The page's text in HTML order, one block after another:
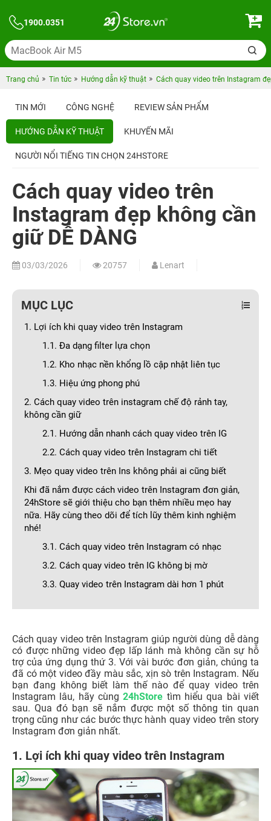
1900.0351
Trang chủ Tin tức Hướng dẫn kỹ thuật Cách quay video trên Instagram
TIN MỚI CÔNG NGHỆ REVIEW SẢN PHẨM
HƯỚNG DẪN KỸ THUẬT KHUYẾN MÃI
NGƯỜI NỔI TIẾNG TIN CHỌN 24HSTORE
Cách quay video trên
Instagram đẹp không cần
giữ DỄ DÀNG
03/03/2026 20757 Lenart
MỤC LỤC
1. Lợi ích khi quay video trên Instagram
1.1. Đa dạng filter lựa chọn
1.2. Kho nhạc nền khổng lồ cập nhật liên tục
1.3. Hiệu ứng phong phú
2. Cách quay video trên instagram chế độ rảnh tay,
không cần giữ
2.1. Hướng dẫn nhanh cách quay video trên IG
2.2. Cách quay video trên Instagram chi tiết
3. Mẹo quay video trên Ins không phải ai cũng biết
Khi đã nắm được cách video trên Instagram đơn giản,
24hStore sẽ giới thiệu cho bạn thêm nhiều mẹo hay
nữa. Hãy cùng theo dõi để tích lũy thêm kinh nghiệm
nhé!
3.1. Cách quay video trên Instagram có nhạc
3.2. Cách quay video trên IG không bị mờ
3.3. Quay video trên Instagram dài hơn 1 phút
Cách quay video trên Instagram giúp người dùng dễ dàng
có được những video đẹp lấp lánh mà không cần sự hỗ
trợ của ứng dụng thứ 3. Với vài bước đơn giản, chúng ta
đã có một video đầy màu sắc, xịn sò trên Instagram. Nếu
bạn đang không biết làm thế nào để quay video trên
Instagram lâu, hãy cùng24hStore tìm hiểu qua bài viết
sau. Qua đó bạn sẽ nắm được một số thông tin quan
trọng cũng như các bước thực hành quay video trên story
Instagram đơn giản nhất.
1. Lợi ích khi quay video trên Instagram